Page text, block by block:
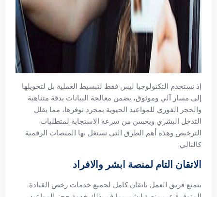
إذ نستخدم التكنولوجيا ليس فقط لتبسيط العملية بل لتحويلها
إلى مسار آلي وموثوق، يضمن معالجة البيانات بدقة متناهية
والحجز الفوري للمواعيد الحيوية بمجرد توفرها، مما يقلل
التدخل البشري ويحسن من سرعة الاستجابة لمتطلبات
الترخيص وهذه أهم الطرق التي نستغل بها المنصات الرقمية
كالتالي:
الاتقان التام لمنصة ابشر والافراد
يتمتع فريق العمل باتقان كامل لجميع خدمات رخص القيادة